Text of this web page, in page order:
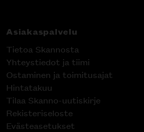
Asiakaspalvelu
Tietoa Skannosta
Yhteystiedot ja tiimi
Ostaminen ja toimitusajat
Hintatakuu
Tilaa Skanno-uutiskirje
Rekisteriseloste
Evästeasetukset